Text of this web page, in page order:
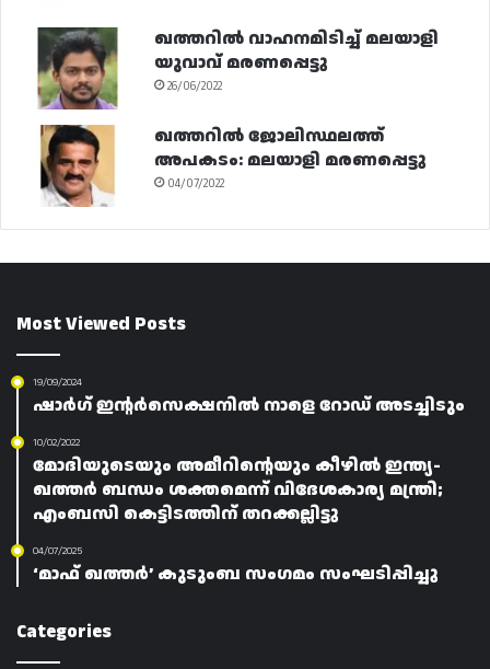
ഖത്തറിൽ വാഹനമിടിച്ച് മലയാളി
യുവാവ് മരണപ്പെട്ടു
26/06/2022
ഖത്തറിൽ ജോലിസ്ഥലത്ത്
അപകടം: മലയാളി മരണപ്പെട്ടു
04/07/2022
Most Viewed Posts
19/09/2024
ഷാർഗ് ഇന്റർസെക്ഷനിൽ നാളെ റോഡ് അടച്ചിടും
10/02/2022
മോദിയുടെയും അമീറിന്റെയും കീഴിൽ ഇന്ത്യ-
ഖത്തർ ബന്ധം ശക്തമെന്ന് വിദേശകാര്യ മന്ത്രി;
എംബസി കെട്ടിടത്തിന് തറക്കല്ലിട്ടു
04/07/2025
‘മാഫ്‌ ഖത്തർ’ കുടുംബ സംഗമം സംഘടിപ്പിച്ചു
Categories